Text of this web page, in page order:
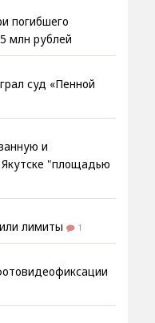
погибшего
млн рублей
суд «Пенной
и
"площадью
лимиты 1